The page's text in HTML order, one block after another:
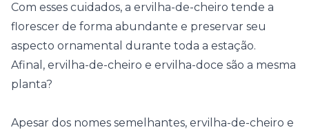
Com esses cuidados, a ervilha-de-cheiro tende a
florescer de forma abundante e preservar seu
aspecto ornamental durante toda a estação.
Afinal, ervilha-de-cheiro e ervilha-doce são a mesma
planta?
Apesar dos nomes semelhantes, ervilha-de-cheiro e